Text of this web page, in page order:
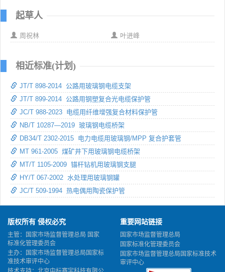
起草人
周祝林 叶进峰
相近标准(计划)
JT/T 898-2014 公路用玻璃钢电缆支架
JT/T 899-2014 公路用钢塑复合光电缆保护管
JC/T 988-2023 电缆用纤维增强复合材料保护管
NB/T 10287—2019 玻璃钢电缆桥架
DB34/T 2302-2015 电力电缆用玻璃钢/MPP 复合护套管
MT 961-2005 煤矿井下用玻璃钢电缆桥架
MT/T 1105-2009 锚杆钻机用玻璃钢支腿
HY/T 067-2002 水处理用玻璃钢罐
JC/T 509-1994 热电偶用陶瓷保护管
版权所有 侵权必究
主管：国家市场监督管理总局 国家
标准化管理委员会
主办：国家市场监督管理总局国家标
准技术审评中心
重要网站链接
国家市场监督管理总局
国家标准化管理委员会
国家市场监督管理总局国家标准技术
审评中心